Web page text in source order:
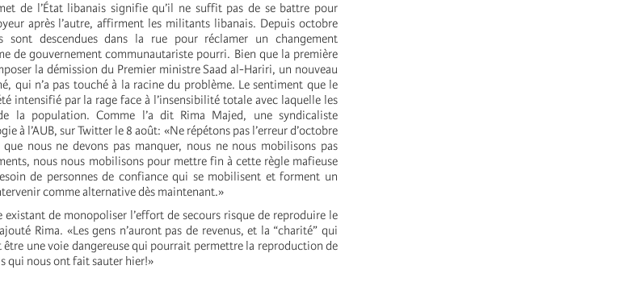
de l’État libanais signifie qu’il ne suffit pas de se battre pour
après l’autre, affirment les militants libanais. Depuis octobre
sont descendues dans la rue pour réclamer un changement
de gouvernement communautariste pourri. Bien que la première
la démission du Premier ministre Saad al-Hariri, un nouveau
qui n’a pas touché à la racine du problème. Le sentiment que le
intensifié par la rage face à l’insensibilité totale avec laquelle les
la population. Comme l’a dit Rima Majed, une syndicaliste
à l’AUB, sur Twitter le 8 août: «Ne répétons pas l’erreur d’octobre
nous ne devons pas manquer, nous ne nous mobilisons pas
nous nous mobilisons pour mettre fin à cette règle mafieuse
de personnes de confiance qui se mobilisent et forment un
comme alternative dès maintenant.»
de monopoliser l’effort de secours risque de reproduire le
Rima. «Les gens n’auront pas de revenus, et la “charité” qui
être une voie dangereuse qui pourrait permettre la reproduction de
qui nous ont fait sauter hier!»